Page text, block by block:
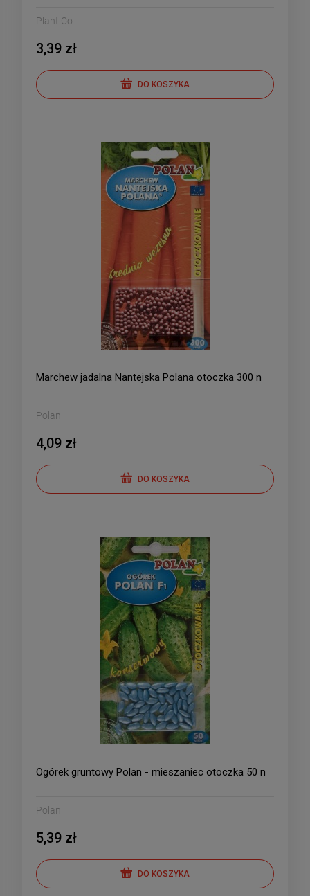
PlantiCo
3,39 zł
DO KOSZYKA
Marchew jadalna Nantejska Polana otoczka 300 n
Polan
4,09 zł
DO KOSZYKA
Ogórek gruntowy Polan - mieszaniec otoczka 50 n
Polan
5,39 zł
DO KOSZYKA